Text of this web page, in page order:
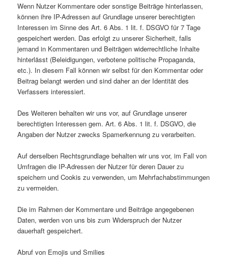
Wenn Nutzer Kommentare oder sonstige Beiträge hinterlassen,
können ihre IP-Adressen auf Grundlage unserer berechtigten
Interessen im Sinne des Art. 6 Abs. 1 lit. f. DSGVO für 7 Tage
gespeichert werden. Das erfolgt zu unserer Sicherheit, falls
jemand in Kommentaren und Beiträgen widerrechtliche Inhalte
hinterlässt (Beleidigungen, verbotene politische Propaganda,
etc.). In diesem Fall können wir selbst für den Kommentar oder
Beitrag belangt werden und sind daher an der Identität des
Verfassers interessiert.
Des Weiteren behalten wir uns vor, auf Grundlage unserer
berechtigten Interessen gem. Art. 6 Abs. 1 lit. f. DSGVO, die
Angaben der Nutzer zwecks Spamerkennung zu verarbeiten.
Auf derselben Rechtsgrundlage behalten wir uns vor, im Fall von
Umfragen die IP-Adressen der Nutzer für deren Dauer zu
speichern und Cookis zu verwenden, um Mehrfachabstimmungen
zu vermeiden.
Die im Rahmen der Kommentare und Beiträge angegebenen
Daten, werden von uns bis zum Widerspruch der Nutzer
dauerhaft gespeichert.
Abruf von Emojis und Smilies